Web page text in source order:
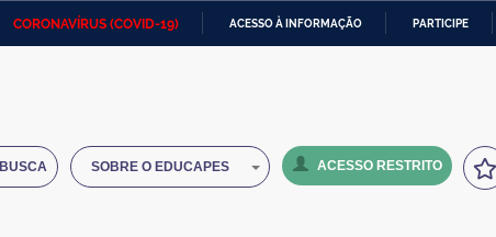
CORONAVÍRUS (COVID-19) ACESSO À INFORMAÇÃO PARTICIPE
Ministério das Relações
Ministério da Economia
BUSCA SOBRE O EDUCAPES ACESSO RESTRITO